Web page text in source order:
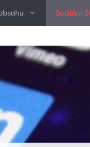
Sociální